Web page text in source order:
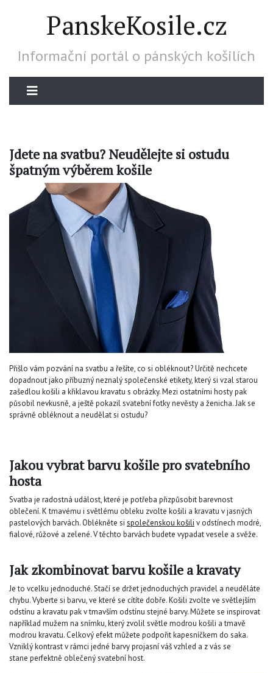
PanskeKosile.cz
Informační portál o pánských košilích
Jdete na svatbu? Neudělejte si ostudu
špatným výběrem košile
Přišlo vám pozvání na svatbu a řešíte, co si obléknout? Určitě nechcete
dopadnout jako příbuzný neznalý společenské etikety, který si vzal starou
zašedlou košili a křiklavou kravatu s obrázky. Mezi ostatními hosty pak
působil nevkusně, a ještě pokazil svatební fotky nevěsty a ženicha. Jak se
správně obléknout a neudělat si ostudu?
Jakou vybrat barvu košile pro svatebního
hosta
Svatba je radostná událost, které je potřeba přizpůsobit barevnost
oblečení. K tmavému i světlému obleku zvolte košili a kravatu v jasných
pastelových barvách. Oblékněte si společenskou košili v odstínech modré,
fialové, růžové a zelené. V těchto barvách budete vypadat vesele a svěže.
Jak zkombinovat barvu košile a kravaty
Je to vcelku jednoduché. Stačí se držet jednoduchých pravidel a neuděláte
chybu. Vyberte si barvu, ve které se cítíte dobře. Košili zvolte ve světlejším
odstínu a kravatu pak v tmavším odstínu stejné barvy. Můžete se inspirovat
například mužem na snímku, který zvolil světle modrou košili a tmavě
modrou kravatu. Celkový efekt můžete podpořit kapesníčkem do saka.
Vzniklý kontrast v rámci jedné barvy projasní váš vzhled a z vás se
stane perfektně oblečený svatební host.